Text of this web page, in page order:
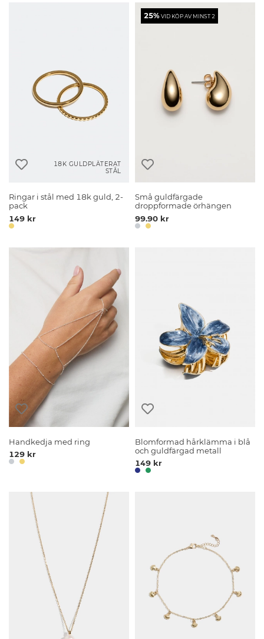
18K GULDPLÄTERAT
STÅL
Ringar i stål med 18k guld, 2-
pack
149 kr
25%VID KÖP AV MINST 2
Små guldfärgade
droppformade örhängen
99.90 kr
Handkedja med ring
129 kr
Blomformad hårklämma i blå
och guldfärgad metall
149 kr